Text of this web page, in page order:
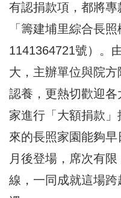
有認捐款項，都將
「籌建埔里綜合長
1141364721號）。
大，主辦單位與院
認養，更熱切歡迎
家進行「大額捐款
來的長照家園能夠
月後登場，席次有
線，一同成就這場